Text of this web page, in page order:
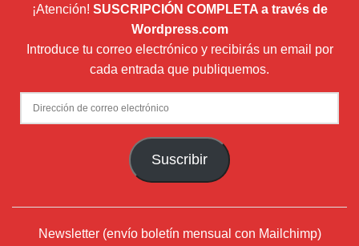
¡Atención! SUSCRIPCIÓN COMPLETA a través de
Wordpress.com
Introduce tu correo electrónico y recibirás un email por
cada entrada que publiquemos.
Dirección
de
Suscribir
Newsletter (envío boletín mensual con Mailchimp)